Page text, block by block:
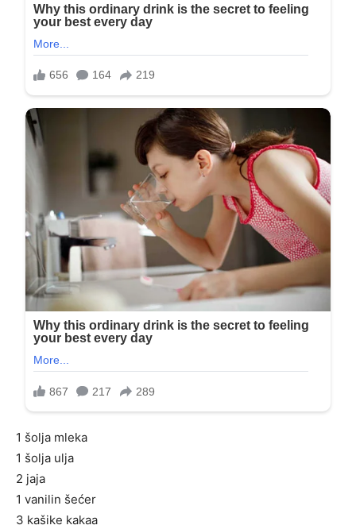
1 šolja mleka
1 šolja ulja
2 jaja
1 vanilin šećer
3 kašike kakaa